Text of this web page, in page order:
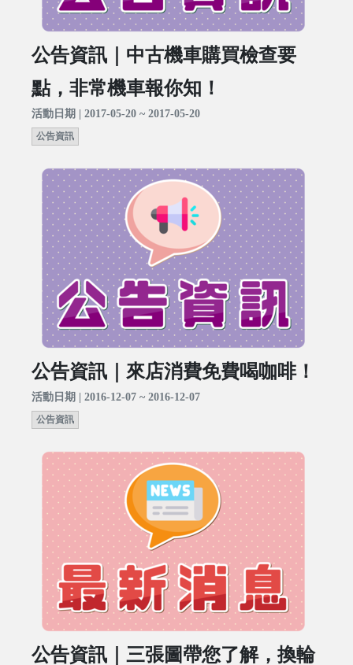
公告資訊｜中古機車購買檢查要
點，非常機車報你知！
活動日期 | 2017-05-20 ~ 2017-05-20
公告資訊
公告資訊｜來店消費免費喝咖啡！
活動日期 | 2016-12-07 ~ 2016-12-07
公告資訊
公告資訊｜三張圖帶您了解，換輪